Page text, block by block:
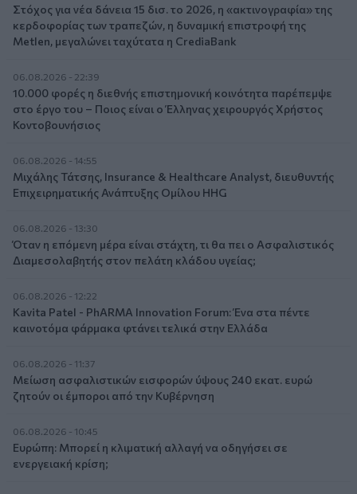
Στόχος για νέα δάνεια 15 δισ. το 2026, η «ακτινογραφία» της
κερδοφορίας των τραπεζών, η δυναμική επιστροφή της
Metlen, μεγαλώνει ταχύτατα η CrediaBank
06.08.2026 - 22:39
10.000 φορές η διεθνής επιστημονική κοινότητα παρέπεμψε
στο έργο του – Ποιος είναι ο Έλληνας χειρουργός Χρήστος
Κοντοβουνήσιος
06.08.2026 - 14:55
Μιχάλης Τάτσης, Insurance & Healthcare Analyst, διευθυντής
Επιχειρηματικής Ανάπτυξης Ομίλου HHG
06.08.2026 - 13:30
Όταν η επόμενη μέρα είναι στάχτη, τι θα πει ο Ασφαλιστικός
Διαμεσολαβητής στον πελάτη κλάδου υγείας;
06.08.2026 - 12:22
Kavita Patel - PhARMA Innovation Forum: Ένα στα πέντε
καινοτόμα φάρμακα φτάνει τελικά στην Ελλάδα
06.08.2026 - 11:37
Μείωση ασφαλιστικών εισφορών ύψους 240 εκατ. ευρώ
ζητούν οι έμποροι από την Κυβέρνηση
06.08.2026 - 10:45
Ευρώπη: Μπορεί η κλιματική αλλαγή να οδηγήσει σε
ενεργειακή κρίση;